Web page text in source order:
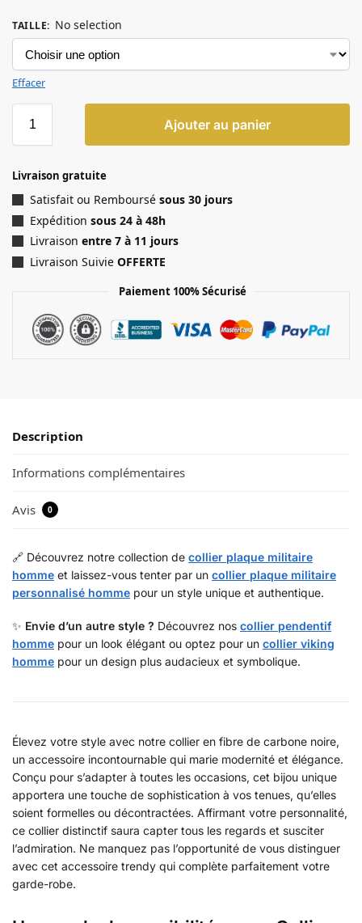
TAILLE: No selection
Effacer
Ajouter au panier
Livraison gratuite
Satisfait ou Remboursé sous 30 jours
Expédition sous 24 à 48h
Livraison entre 7 à 11 jours
Livraison Suivie OFFERTE
Paiement 100% Sécurisé
Description
Informations complémentaires
Avis 0
🔗 Découvrez notre collection de collier plaque militaire
homme et laissez-vous tenter par un collier plaque militaire
personnalisé homme pour un style unique et authentique.
✨ Envie d’un autre style ? Découvrez nos collier pendentif
homme pour un look élégant ou optez pour un collier viking
homme pour un design plus audacieux et symbolique.
Élevez votre style avec notre collier en fibre de carbone noire,
un accessoire incontournable qui marie modernité et élégance.
Conçu pour s’adapter à toutes les occasions, cet bijou unique
apportera une touche de sophistication à vos tenues, qu’elles
soient formelles ou décontractées. Affirmant votre personnalité,
ce collier distinctif saura capter tous les regards et susciter
l’admiration. Ne manquez pas l’opportunité de vous distinguer
avec cet accessoire trendy qui complète parfaitement votre
garde-robe.